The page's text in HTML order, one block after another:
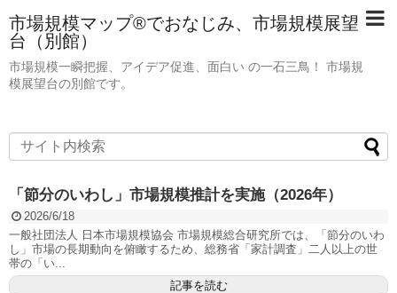
市場規模マップ®でおなじみ、市場規模展望
台（別館）
市場規模一瞬把握、アイデア促進、面白い の一石三鳥！ 市場規
模展望台の別館です。
「節分のいわし」市場規模推計を実施（2026年）
2026/6/18
一般社団法人 日本市場規模協会 市場規模総合研究所では、「節分のいわ
し」市場の長期動向を俯瞰するため、総務省「家計調査」二人以上の世
帯の「い...
記事を読む